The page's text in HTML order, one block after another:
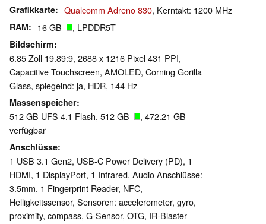
Grafikkarte Qualcomm Adreno 830, Kerntakt: 1200 MHz
RAM 16 GB , LPDDR5T
Bildschirm
6.85 Zoll 19.89:9, 2688 x 1216 Pixel 431 PPI,
Capacitive Touchscreen, AMOLED, Corning Gorilla
Glass, spiegelnd: ja, HDR, 144 Hz
Massenspeicher
512 GB UFS 4.1 Flash, 512 GB
, 472.21 GB
verfügbar
Anschlüsse
1 USB 3.1 Gen2, USB-C Power Delivery (PD), 1
HDMI, 1 DisplayPort, 1 Infrared, Audio Anschlüsse:
3.5mm, 1 Fingerprint Reader, NFC,
Helligkeitssensor, Sensoren: accelerometer, gyro,
proximity, compass, G-Sensor, OTG, IR-Blaster